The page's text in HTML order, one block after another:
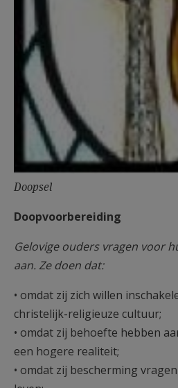
Doopsel
Doopvoorbereiding
Gelovige ouders vragen voor
aan. Ze doen dat:
• omdat zij zich willen
christelijk-religieuze cultuur;
• omdat zij behoefte hebben
een hogere realiteit;
• omdat zij bescherming